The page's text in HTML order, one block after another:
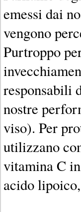
emessi dai
vengono
Purtroppo
responsabili
nostre
viso). Per
utilizzano
vitamina C
acido